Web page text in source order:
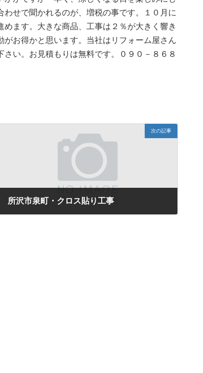
せで聞かれるのが、増税の事です。１０月に
ます。大きな商品、工事は２％が大きく響き
お得かと思います。当社はリフォーム屋さん
い。お見積もりは無料です。０９０－８６８
次の記事
所沢市泉町・クロス貼り工事